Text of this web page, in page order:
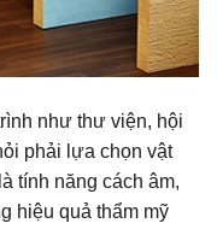
như thư viện, hội
phải lựa chọn vật
tính năng cách âm,
hiệu quả thẩm mỹ